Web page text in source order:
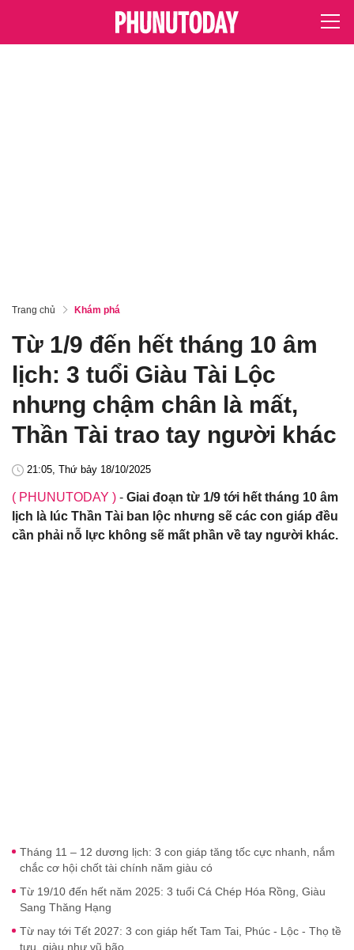
Trang chủ Khám phá
Từ 1/9 đến hết tháng 10 âm
lịch: 3 tuổi Giàu Tài Lộc
nhưng chậm chân là mất,
Thần Tài trao tay người khác
21:05, Thứ bảy 18/10/2025
( PHUNUTODAY ) - Giai đoạn từ 1/9 tới hết tháng 10 âm
lịch là lúc Thần Tài ban lộc nhưng sẽ các con giáp đều
cần phải nỗ lực không sẽ mất phần về tay người khác.
Tháng 11 – 12 dương lịch: 3 con giáp tăng tốc cực nhanh, nắm
chắc cơ hội chốt tài chính năm giàu có
Từ 19/10 đến hết năm 2025: 3 tuổi Cá Chép Hóa Rồng, Giàu
Sang Thăng Hạng
Từ nay tới Tết 2027: 3 con giáp hết Tam Tai, Phúc - Lộc - Thọ tề
tựu, giàu như vũ bão